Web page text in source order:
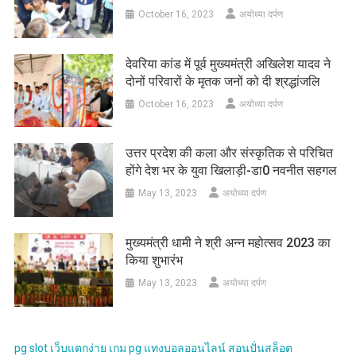
October 16, 2023 अयोध्या दर्पण
देवरिया कांड में पूर्व मुख्यमंत्री अखिलेश यादव ने
दोनों परिवारों के मृतक जनों को दी श्रद्धांजलि
October 16, 2023 अयोध्या दर्पण
उत्तर प्रदेश की कला और संस्कृतिक से परिचित
होंगे देश भर के युवा खिलाड़ी-डा0 नवनीत सहगल
May 13, 2023 अयोध्या दर्पण
मुख्यमंत्री धामी ने श्री अन्न महोत्सव 2023 का
किया शुभारंभ
May 13, 2023 अयोध्या दर्पण
pg slot เว็บแตกง่าย เกม pg แทงบอลออนไลน์ สอนปั่นสล็อต